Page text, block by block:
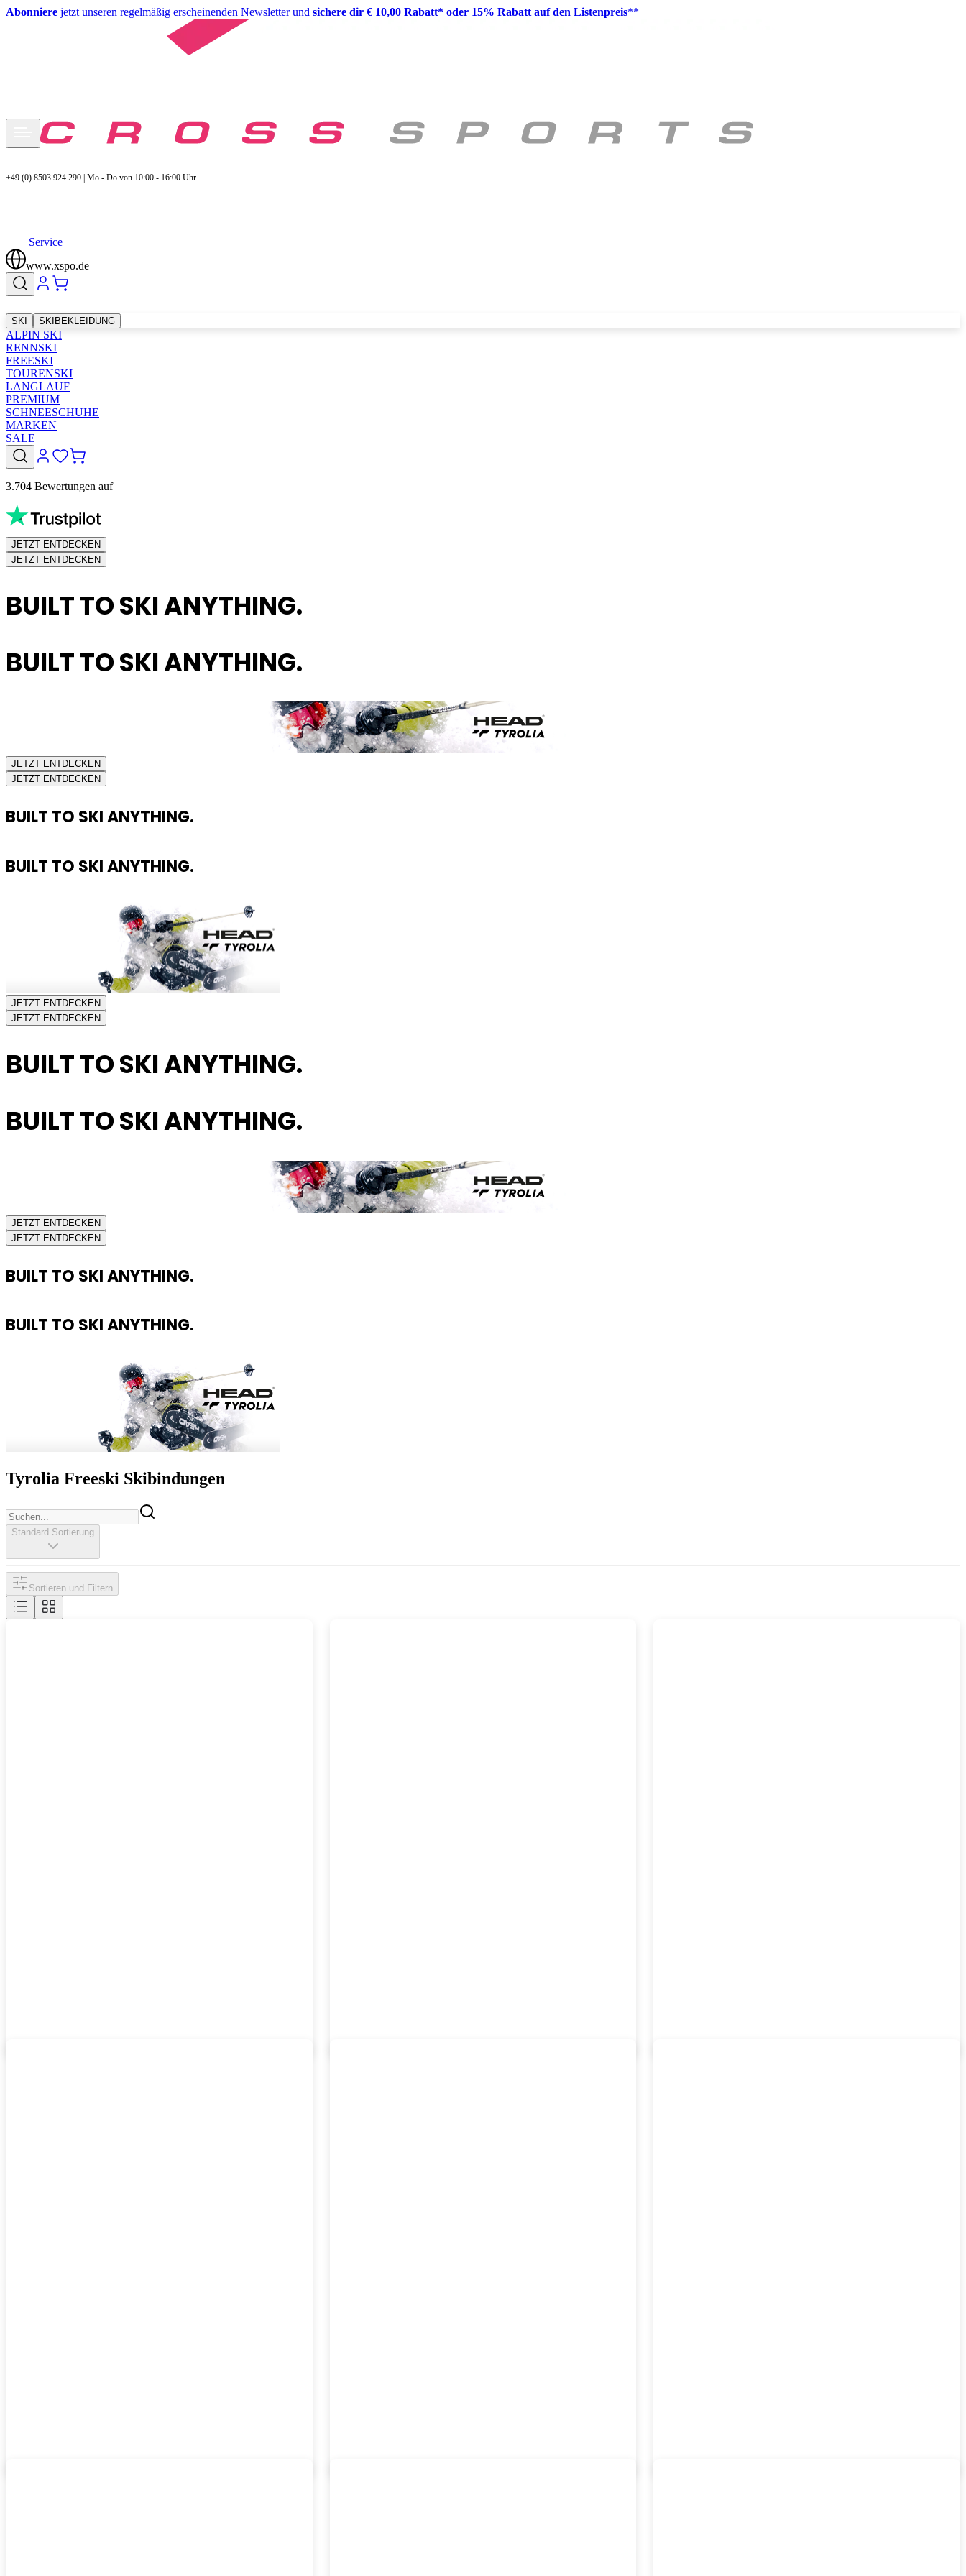
Abonniere jetzt unseren regelmäßig erscheinenden Newsletter und sichere dir € 10,00 Rabatt* oder 15% Rabatt auf den Listenpreis**
+49 (0) 8503 924 290 | Mo - Do von 10:00 - 16:00 Uhr
Service
www.xspo.de
SKI SKIBEKLEIDUNG
ALPIN SKI
RENNSKI
FREESKI
TOURENSKI
LANGLAUF
PREMIUM
SCHNEESCHUHE
MARKEN
SALE
3.704 Bewertungen auf
JETZT ENTDECKEN
JETZT ENTDECKEN
BUILT TO SKI ANYTHING.
BUILT TO SKI ANYTHING.
JETZT ENTDECKEN
JETZT ENTDECKEN
BUILT TO SKI ANYTHING.
BUILT TO SKI ANYTHING.
JETZT ENTDECKEN
JETZT ENTDECKEN
BUILT TO SKI ANYTHING.
BUILT TO SKI ANYTHING.
JETZT ENTDECKEN
JETZT ENTDECKEN
BUILT TO SKI ANYTHING.
BUILT TO SKI ANYTHING.
Tyrolia Freeski Skibindungen
Standard Sortierung
Sortieren und Filtern